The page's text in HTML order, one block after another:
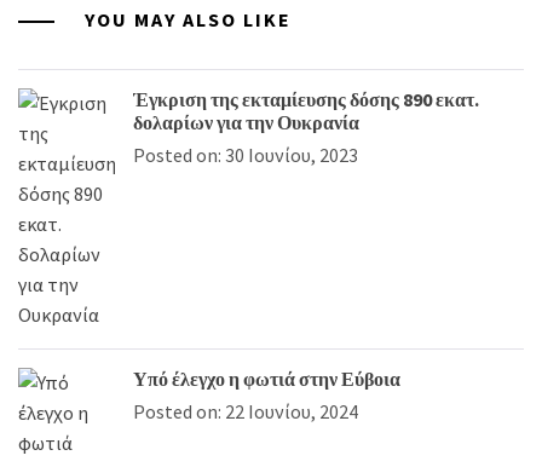
YOU MAY ALSO LIKE
Έγκριση της εκταμίευσης δόσης 890 εκατ.
δολαρίων για την Ουκρανία
Posted on: 30 Ιουνίου, 2023
Υπό έλεγχο η φωτιά στην Εύβοια
Posted on: 22 Ιουνίου, 2024